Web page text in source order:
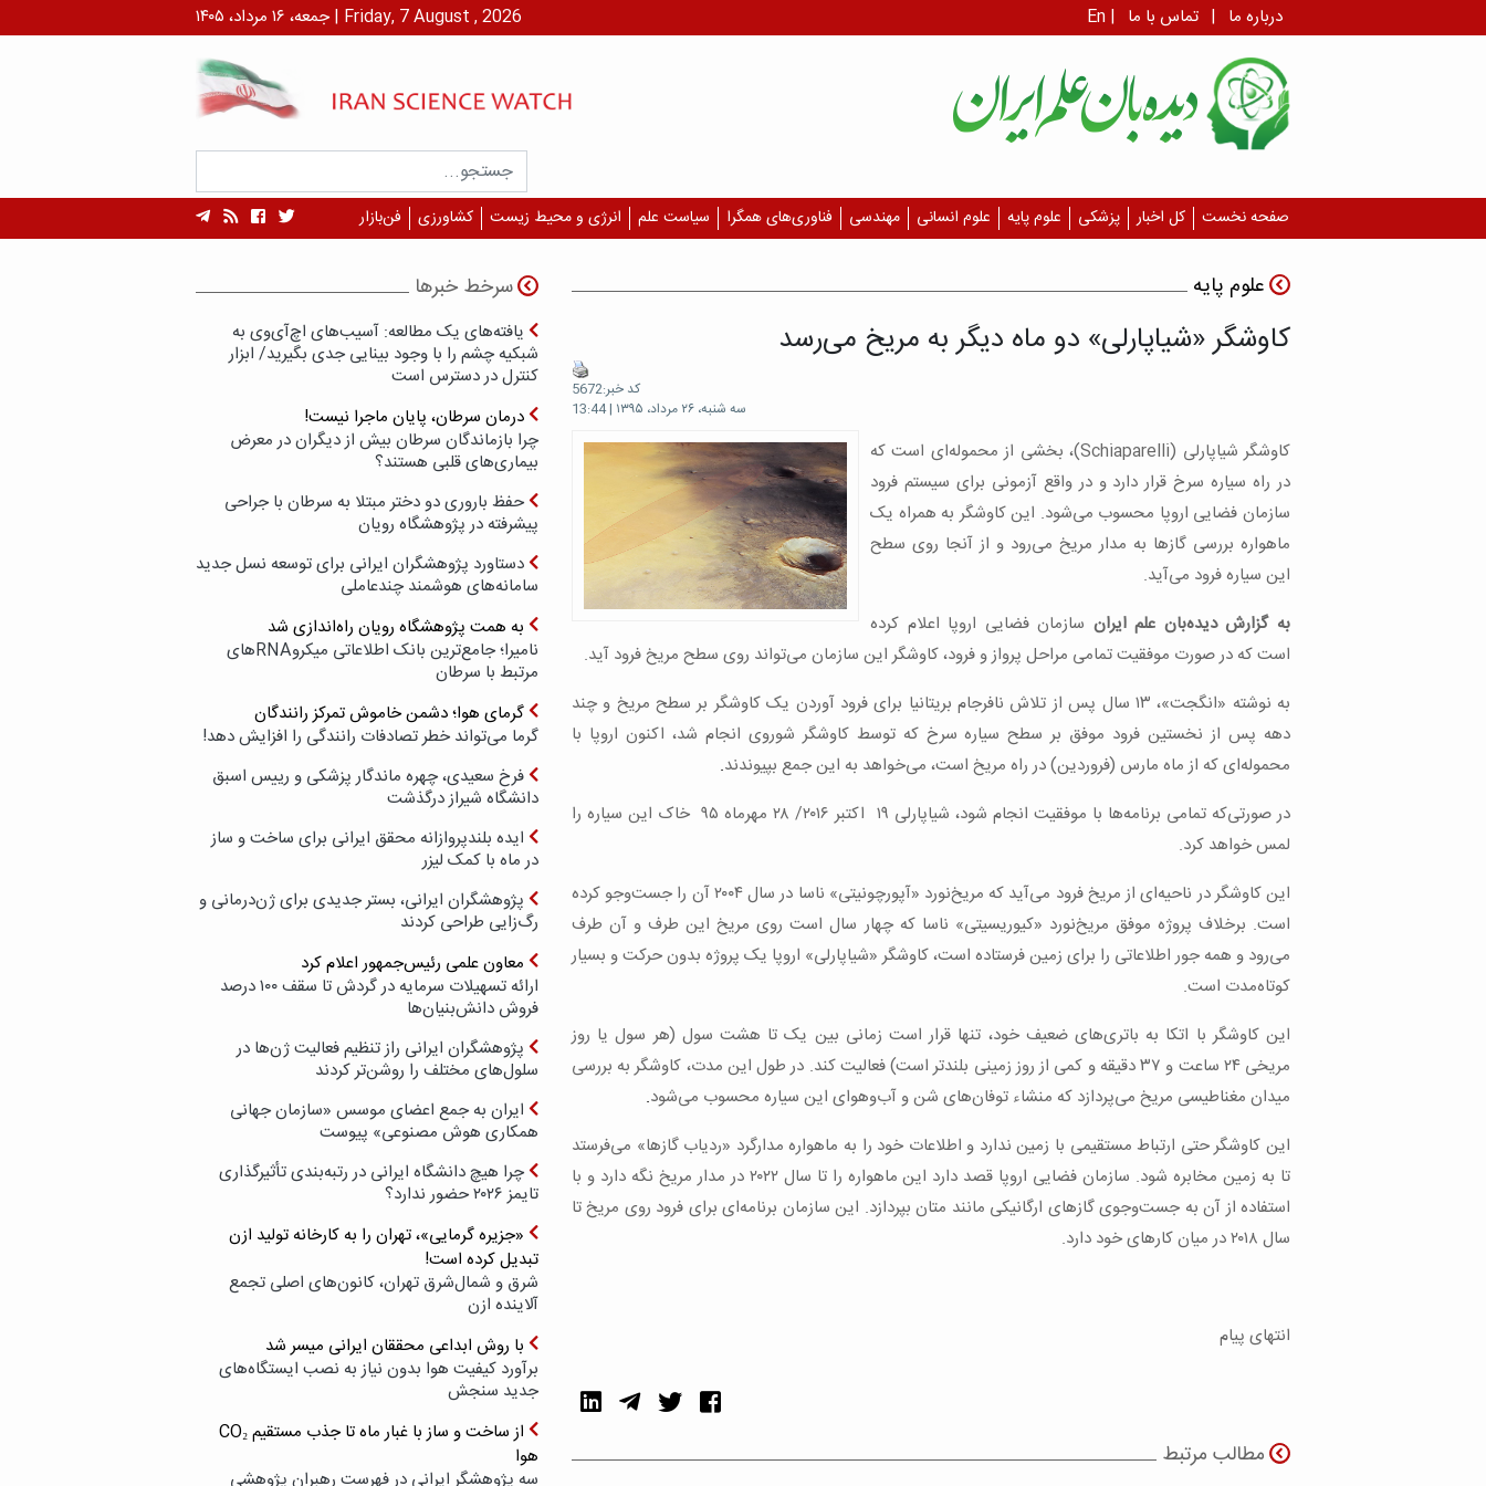
جمعه، ۱۶ مرداد، ۱۴۰۵ | Friday, 7 August , 2026 En | درباره ما | تماس با ما
صفحه نخست کل اخبار پزشکی علوم پایه علوم انسانی مهندسی فناوری‌های همگرا سیاست علم انرژی و محیط زیست کشاورزی فن‌بازار
علوم پایه
کاوشگر «شیاپارلی» دو ماه دیگر به مریخ می‌رسد
کد خبر:5672
سه شنبه، ۲۶ مرداد، ۱۳۹۵ | 13:44
کاوشگر شیاپارلی (Schiaparelli)، بخشی از محموله‌ای‌‌ است که
در راه سیاره سرخ قرار دارد و در واقع آزمونی برای سیستم فرود
سازمان فضایی اروپا محسوب می‌شود. این کاوشگر به همراه یک
ماهواره بررسی گازها به مدار مریخ می‌رود و از آنجا روی سطح
این سیاره فرود می‌آید.
به گزارش دیده‌بان علم ایران سازمان فضایی اروپا اعلام کرده
است که در صورت موفقیت تمامی مراحل پرواز و فرود، کاوشگر این سازمان می‌تواند روی سطح مریخ فرود آید.
به نوشته «انگجت»، ۱۳ سال پس از تلاش نافرجام بریتانیا برای فرود آوردن یک کاوشگر بر سطح مریخ و چند
دهه پس از نخستین فرود موفق بر سطح سیاره سرخ که توسط کاوشگر شوروی انجام شد، اکنون اروپا با
محموله‌ای که از ماه مارس (فروردین) در راه مریخ است، می‌خواهد به این جمع بپیوندند.
در صورتی‌که تمامی برنامه‌ها با موفقیت انجام شود، شیاپارلی ۱۹ اکتبر ۲۰۱۶/ ۲۸ مهرماه ۹۵ خاک این سیاره را
لمس خواهد کرد.
این کاوشگر در ناحیه‌ای از مریخ فرود می‌آید که مریخ‌نورد «آپورچونیتی» ناسا در سال ۲۰۰۴ آن را جست‌وجو کرده
است. برخلاف پروژه موفق مریخ‌نورد «کیوریسیتی» ناسا که چهار سال است روی مریخ این‌ طرف و آن‌ طرف
می‌رود و همه جور اطلاعاتی را برای زمین فرستاده است، کاوشگر «شیاپارلی» اروپا یک پروژه بدون حرکت و بسیار
کوتاه‌مدت است.
این کاوشگر با اتکا به باتری‌های ضعیف خود، تنها قرار است زمانی بین یک تا هشت سول (هر سول یا روز
مریخی ۲۴ ساعت و ۳۷ دقیقه و کمی از روز زمینی بلندتر است) فعالیت کند. در طول این مدت، کاوشگر به بررسی
میدان مغناطیسی مریخ می‌پردازد که منشاء توفان‌های شن و آب‌وهوای این سیاره محسوب می‌شود.
این کاوشگر حتی ارتباط مستقیمی با زمین ندارد و اطلاعات خود را به ماهواره مدارگرد «ردیاب گازها» می‌فرستد
تا به زمین مخابره شود. سازمان فضایی اروپا قصد دارد این ماهواره را تا سال ۲۰۲۲ در مدار مریخ نگه دارد و با
استفاده از آن به جست‌وجوی گازهای ارگانیکی مانند متان بپردازد. این سازمان برنامه‌ای برای فرود روی مریخ تا
سال ۲۰۱۸ در میان کارهای خود دارد.
انتهای پیام
مطالب مرتبط
سرخط خبرها
یافته‌های یک مطالعه: آسیب‌های اچ‌آی‌وی به
شبکیه چشم را با وجود بینایی جدی بگیرید/ ابزار
کنترل در دسترس است
درمان سرطان، پایان ماجرا نیست!
چرا بازماندگان سرطان بیش از دیگران در معرض
بیماری‌های قلبی هستند؟
حفظ باروری دو دختر مبتلا به سرطان با جراحی
پیشرفته در پژوهشگاه رویان
دستاورد پژوهشگران ایرانی برای توسعه نسل جدید
سامانه‌های هوشمند چندعاملی
به همت پژوهشگاه رویان راه‌اندازی شد
نامیرا؛ جامع‌ترین بانک اطلاعاتی میکروRNAهای
مرتبط با سرطان
گرمای هوا؛ دشمن خاموش تمرکز رانندگان
گرما می‌تواند خطر تصادفات رانندگی را افزایش دهد!
فرخ سعیدی، چهره ماندگار پزشکی و رییس اسبق
دانشگاه شیراز درگذشت
ایده بلندپروازانه محقق ایرانی برای ساخت و ساز
در ماه با کمک لیزر
پژوهشگران ایرانی، بستر جدیدی برای ژن‌درمانی و
رگ‌زایی طراحی کردند
معاون علمی رئیس‌جمهور اعلام کرد
ارائه تسهیلات سرمایه در گردش تا سقف ۱۰۰ درصد
فروش دانش‌بنیان‌ها
پژوهشگران ایرانی راز تنظیم فعالیت ژن‌ها در
سلول‌های مختلف را روشن‌تر کردند
ایران به جمع اعضای موسس «سازمان جهانی
همکاری هوش مصنوعی» پیوست
چرا هیچ دانشگاه ایرانی در رتبه‌بندی تأثیرگذاری
تایمز ۲۰۲۶ حضور ندارد؟
«جزیره گرمایی»، تهران را به کارخانه تولید ازن
تبدیل کرده است!
شرق و شمال‌شرق تهران، کانون‌های اصلی تجمع
آلاینده ازن
با روش ابداعی محققان ایرانی میسر شد
برآورد کیفیت هوا بدون نیاز به نصب ایستگاه‌های
جدید سنجش
از ساخت و ساز با غبار ماه تا جذب مستقیم CO₂
هوا
سه پژوهشگر ایرانی در فهرست رهبران پژوهشی